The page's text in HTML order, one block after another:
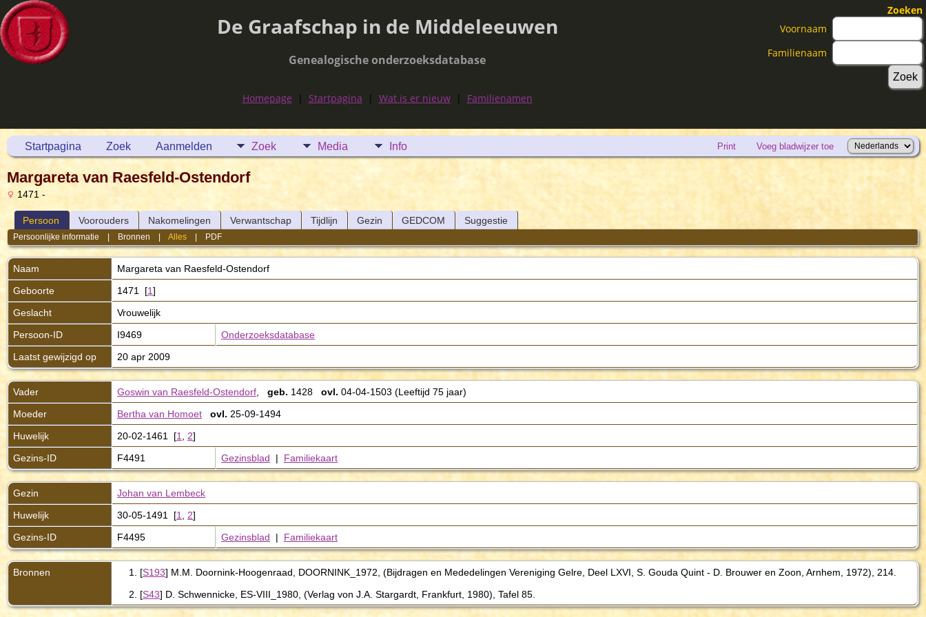
De Graafschap in de Middeleeuwen
Genealogische onderzoeksdatabase
Homepage Startpagina Wat is er nieuw| Familienamen
Zoeken
Voornaam:
Familienaam:
Startpagina Zoek Aanmelden Zoek Media Info Print Voeg bladwijzer toe
Margareta van Raesfeld-Ostendorf
1471 -
Persoon Voorouders Nakomelingen Verwantschap Tijdlijn Gezin GEDCOM Suggestie
Persoonlijke informatie Bronnen |Alles PDF
Naam Margareta van Raesfeld-Ostendorf
Geboorte
1471 [1]
Geslacht
Vrouwelijk
Persoon-ID
I9469
Onderzoeksdatabase
Laatst gewijzigd op
20 apr 2009
Vader Goswin van Raesfeld-Ostendorf geb. 1428 ovl. 04-04-1503 (Leeftijd 75 jaar)
Moeder
Bertha van Homoet ovl. 25-09-1494
Huwelijk
20-02-1461 [1 2]
Gezins-ID
F4491 Gezinsblad | Familiekaart
Gezin
Johan van Lembeck
Huwelijk
30-05-1491 [1 2]
Gezins-ID
F4495 Gezinsblad | Familiekaart
Bronnen [S193] M.M. Doornink-Hoogenraad, DOORNINK_1972, (Bijdragen en Mededelingen Vereniging Gelre, Deel LXVI, S. Gouda Quint - D. Brouwer en Zoon, Arnhem, 1972), 214.
[S43] D. Schwennicke, ES-VIII_1980, (Verlag von J.A. Stargardt, Frankfurt, 1980), Tafel 85.